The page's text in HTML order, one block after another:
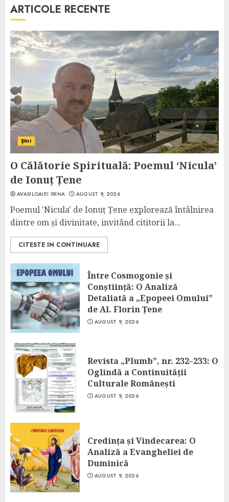
ARTICOLE RECENTE
5 min read
Știri
O Călătorie Spirituală: Poemul ‘Nicula’
de Ionuț Țene
AVASILOAIEI IRINA AUGUST 9, 2026
Poemul 'Nicula' de Ionuț Țene explorează întâlnirea
dintre om și divinitate, invitând cititorii la...
CITESTE IN CONTINUARE
Între Cosmogonie și
Conștiință: O Analiză
Detaliată a „Epopeei Omului”
de Al. Florin Țene
AUGUST 9, 2026
Revista „Plumb”, nr. 232–233: O
Oglindă a Continuității
Culturale Românești
AUGUST 9, 2026
Credința și Vindecarea: O
Analiză a Evangheliei de
Duminică
AUGUST 9, 2026